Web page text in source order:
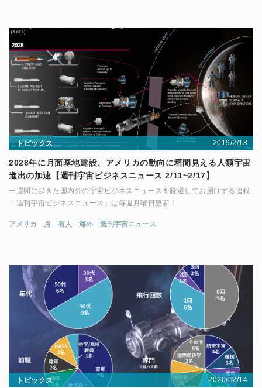
トピックス 2019/2/18
2028年に月面基地建設、アメリカの動向に垣間見える人類宇宙
進出の加速【週刊宇宙ビジネスニュース 2/11~2/17】
一週間に起きた国内外の宇宙ビジネスニュースを厳選してお届けする連載
「週刊宇宙ビジネスニュース」は毎週月曜日更新！
アメリカ 月 有人 海外 週刊宇宙ニュース
トピックス 2020/12/14